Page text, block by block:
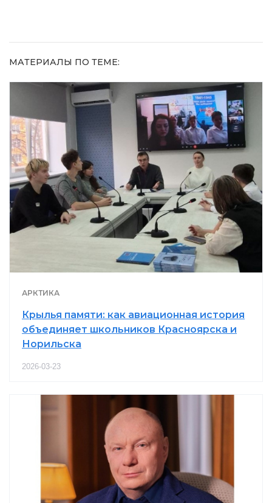
МАТЕРИАЛЫ ПО ТЕМЕ:
АРКТИКА
Крылья памяти: как авиационная история
объединяет школьников Красноярска и
Норильска
2026-03-23